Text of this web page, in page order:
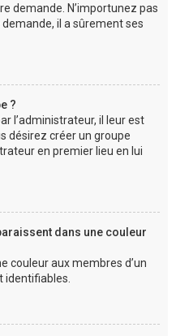
demande. N’importunez pas
demande, il a sûrement ses
?
l’administrateur, il leur est
désirez créer un groupe
en premier lieu en lui
dans une couleur
couleur aux membres d’un
identifiables.